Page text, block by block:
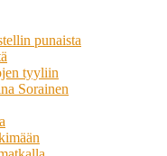
punaista
tyyliin
Sorainen